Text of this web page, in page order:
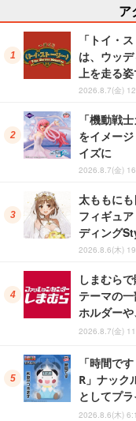
ア
「トイ・
は、ウッ
上を走る
2026.8.7(金)
「機動戦
をイメー
イズに
2026.8.7(金)
太ももにも
フィギュ
ディング
2026.8.6(木)
しまむら
テーマの
ホルダー
2026.8.7(金)
「時間で
R」ナック
としてプ
2026.8.6(木)